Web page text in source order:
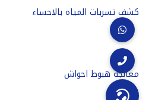
كشف تسربات المياه بالاحساء
معالجة هبوط احواش